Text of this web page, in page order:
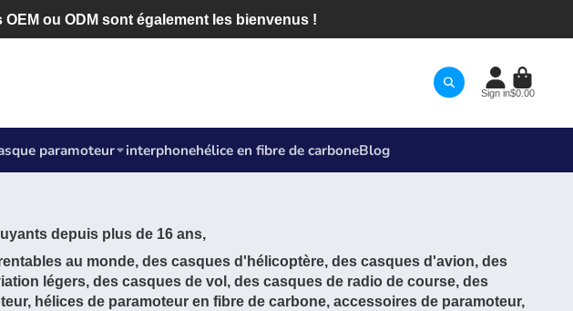
ou ODM sont également les bienvenus !
Sign in$0.00
paramoteur interphonehélice en fibre de carboneBlog
depuis plus de 16 ans,
au monde, des casques d'hélicoptère, des casques d'avion, des
légers, des casques de vol, des casques de radio de course, des
hélices de paramoteur en fibre de carbone, accessoires de paramoteur,